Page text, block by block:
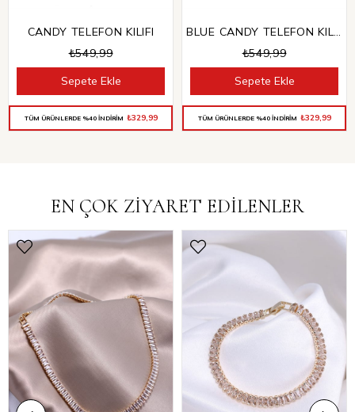
CANDY TELEFON KILIFI
₺549,99
Sepete Ekle
TÜM ÜRÜNLERDE %40 İNDİRİM ₺329,99
₺549,99
Sepete Ekle
TÜM ÜRÜNLERDE %40 İNDİRİM ₺329,99
EN ÇOK ZİYARET EDİLENLER